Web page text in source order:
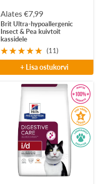
Soodushind
Alates €7,99
Brit Ultra-hypoallergenic
Insect & Pea kuivtoit
kassidele
(11)
+ Lisa ostukorvi